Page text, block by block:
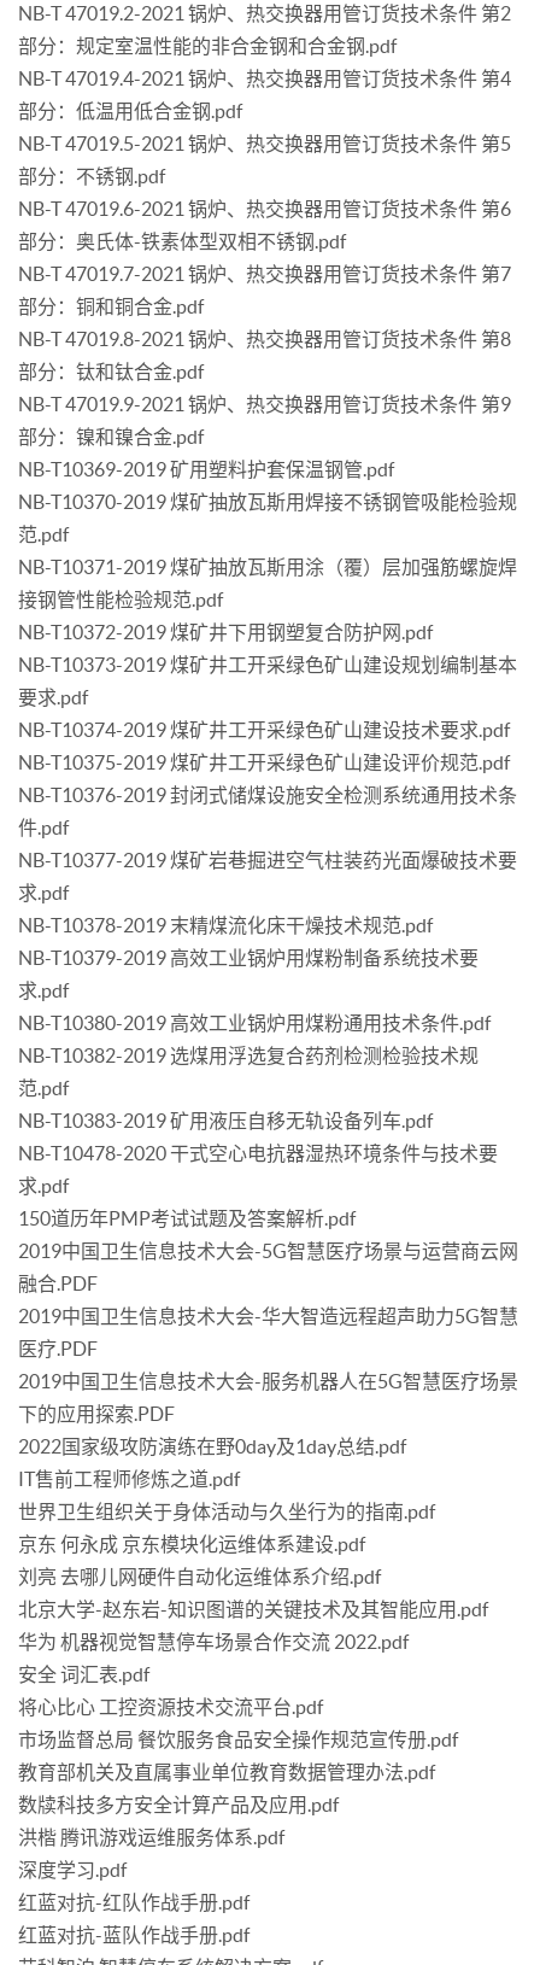
NB-T 47019.2-2021 锅炉、热交换器用管订货技术条件 第2
部分：规定室温性能的非合金钢和合金钢.pdf
NB-T 47019.4-2021 锅炉、热交换器用管订货技术条件 第4
部分：低温用低合金钢.pdf
NB-T 47019.5-2021 锅炉、热交换器用管订货技术条件 第5
部分：不锈钢.pdf
NB-T 47019.6-2021 锅炉、热交换器用管订货技术条件 第6
部分：奥氏体-铁素体型双相不锈钢.pdf
NB-T 47019.7-2021 锅炉、热交换器用管订货技术条件 第7
部分：铜和铜合金.pdf
NB-T 47019.8-2021 锅炉、热交换器用管订货技术条件 第8
部分：钛和钛合金.pdf
NB-T 47019.9-2021 锅炉、热交换器用管订货技术条件 第9
部分：镍和镍合金.pdf
NB-T10369-2019 矿用塑料护套保温钢管.pdf
NB-T10370-2019 煤矿抽放瓦斯用焊接不锈钢管吸能检验规
范.pdf
NB-T10371-2019 煤矿抽放瓦斯用涂（覆）层加强筋螺旋焊
接钢管性能检验规范.pdf
NB-T10372-2019 煤矿井下用钢塑复合防护网.pdf
NB-T10373-2019 煤矿井工开采绿色矿山建设规划编制基本
要求.pdf
NB-T10374-2019 煤矿井工开采绿色矿山建设技术要求.pdf
NB-T10375-2019 煤矿井工开采绿色矿山建设评价规范.pdf
NB-T10376-2019 封闭式储煤设施安全检测系统通用技术条
件.pdf
NB-T10377-2019 煤矿岩巷掘进空气柱装药光面爆破技术要
求.pdf
NB-T10378-2019 末精煤流化床干燥技术规范.pdf
NB-T10379-2019 高效工业锅炉用煤粉制备系统技术要
求.pdf
NB-T10380-2019 高效工业锅炉用煤粉通用技术条件.pdf
NB-T10382-2019 选煤用浮选复合药剂检测检验技术规
范.pdf
NB-T10383-2019 矿用液压自移无轨设备列车.pdf
NB-T10478-2020 干式空心电抗器湿热环境条件与技术要
求.pdf
150道历年PMP考试试题及答案解析.pdf
2019中国卫生信息技术大会-5G智慧医疗场景与运营商云网
融合.PDF
2019中国卫生信息技术大会-华大智造远程超声助力5G智慧
医疗.PDF
2019中国卫生信息技术大会-服务机器人在5G智慧医疗场景
下的应用探索.PDF
2022国家级攻防演练在野0day及1day总结.pdf
IT售前工程师修炼之道.pdf
世界卫生组织关于身体活动与久坐行为的指南.pdf
京东 何永成 京东模块化运维体系建设.pdf
刘亮 去哪儿网硬件自动化运维体系介绍.pdf
北京大学-赵东岩-知识图谱的关键技术及其智能应用.pdf
华为 机器视觉智慧停车场景合作交流 2022.pdf
安全 词汇表.pdf
将心比心 工控资源技术交流平台.pdf
市场监督总局 餐饮服务食品安全操作规范宣传册.pdf
教育部机关及直属事业单位教育数据管理办法.pdf
数牍科技多方安全计算产品及应用.pdf
洪楷 腾讯游戏运维服务体系.pdf
深度学习.pdf
红蓝对抗-红队作战手册.pdf
红蓝对抗-蓝队作战手册.pdf